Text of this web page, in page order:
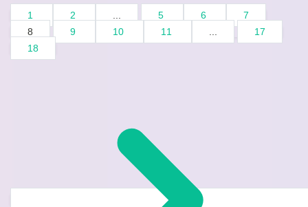
1 2 5 6
7
8
9 10 11
17
18